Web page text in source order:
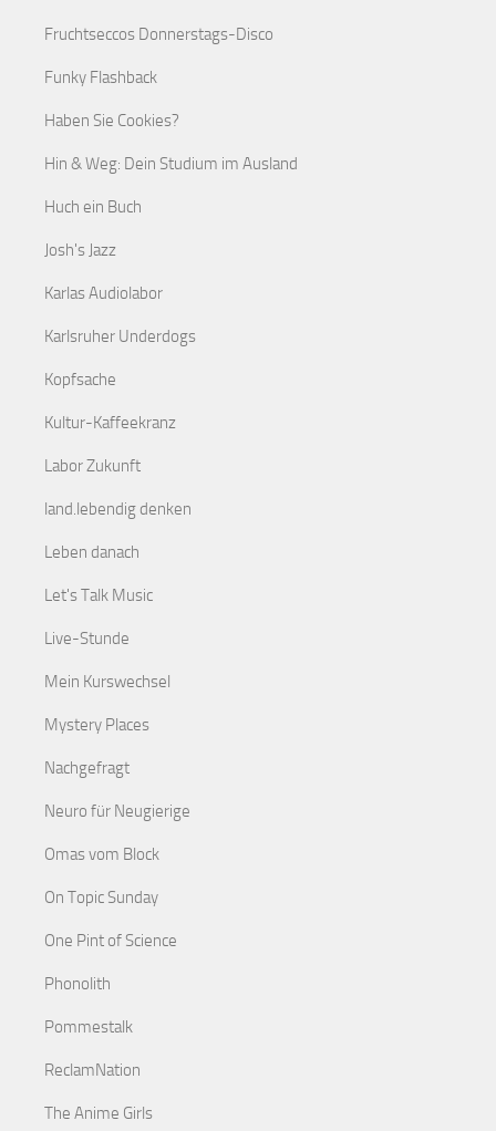
Fruchtseccos Donnerstags-Disco
Funky Flashback
Haben Sie Cookies?
Hin & Weg: Dein Studium im Ausland
Huch ein Buch
Josh's Jazz
Karlas Audiolabor
Karlsruher Underdogs
Kopfsache
Kultur-Kaffeekranz
Labor Zukunft
land.lebendig denken
Leben danach
Let's Talk Music
Live-Stunde
Mein Kurswechsel
Mystery Places
Nachgefragt
Neuro für Neugierige
Omas vom Block
On Topic Sunday
One Pint of Science
Phonolith
Pommestalk
ReclamNation
The Anime Girls